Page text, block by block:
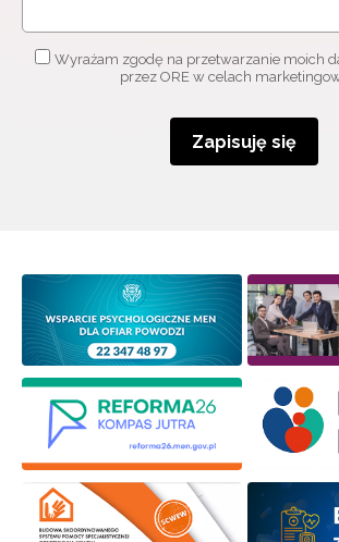
Wyrażam zgodę na przetwarzanie moich
przez ORE w celach
Zapisuję się